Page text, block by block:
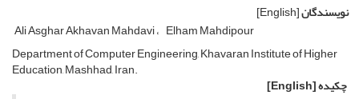
نویسندگان[English]
Ali Asghar Akhavan Mahdavi Elham Mahdipour
Department of Computer Engineering, Khavaran Institute of Higher
Education, Mashhad, Iran.
چکیده[English]